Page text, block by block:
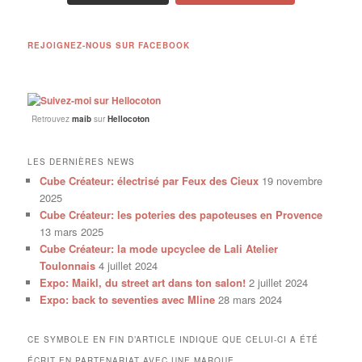
REJOIGNEZ-NOUS SUR FACEBOOK
Retrouvezmaib surHellocoton
LES DERNIÈRES NEWS
Cube Créateur: électrisé par Feux des Cieux 19 novembre
2025
Cube Créateur: les poteries des papoteuses en Provence
13 mars 2025
Cube Créateur: la mode upcyclee de Lali Atelier
Toulonnais 4 juillet 2024
Expo: Maikl, du street art dans ton salon! 2 juillet 2024
Expo: back to seventies avec Mline 28 mars 2024
CE SYMBOLE EN FIN D’ARTICLE INDIQUE QUE CELUI-CI A ÉTÉ